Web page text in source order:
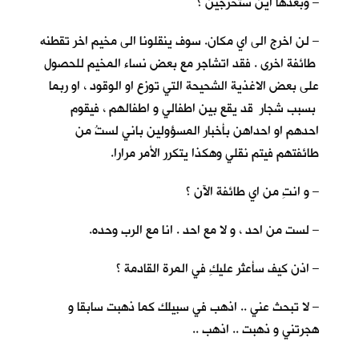
– لن اخرج الى اي مكان. سوف ينقلونا الى مخيم اخر تقطنه
طائفة اخرى . فقد اتشاجر مع بعض نساء المخيم للحصول
على بعض الاغذية الشحيحة التي توزع او الوقود ، او ربما
بسبب شجار قد يقع بين اطفالي و اطفالهم ، فيقوم
احدهم او احداهن بأخبار المسؤولين باني لستُ من
طائفتهم فيتم نقلي وهكذا يتكرر الأمر مرارا.
– و انتِ من اي طائفة الآن ؟
– لست من احد ، و لا مع احد . انا مع الرب وحده.
– اذن كيف سأعثر عليكِ في المرة القادمة ؟
– لا تبحث عني .. اذهب في سبيلك كما ذهبت سابقا و
هجرتني و ذهبت .. اذهب ..